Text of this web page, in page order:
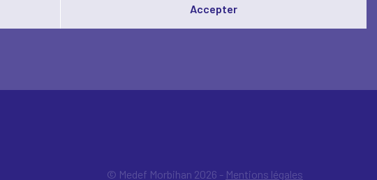
© Medef Morbihan 2026 - Mentions légales
Accepter